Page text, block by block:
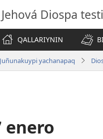
Jehová Diospa
QALLARIYNIN
Juñunakuypi yachanapaq
enero